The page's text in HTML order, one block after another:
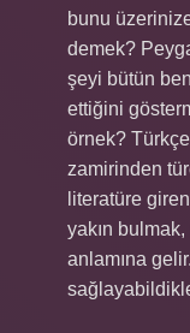
bunu
demek?
şeyi bütün
ettiğini
örnek?
zamirinden
literatüre
yakın
anlamına